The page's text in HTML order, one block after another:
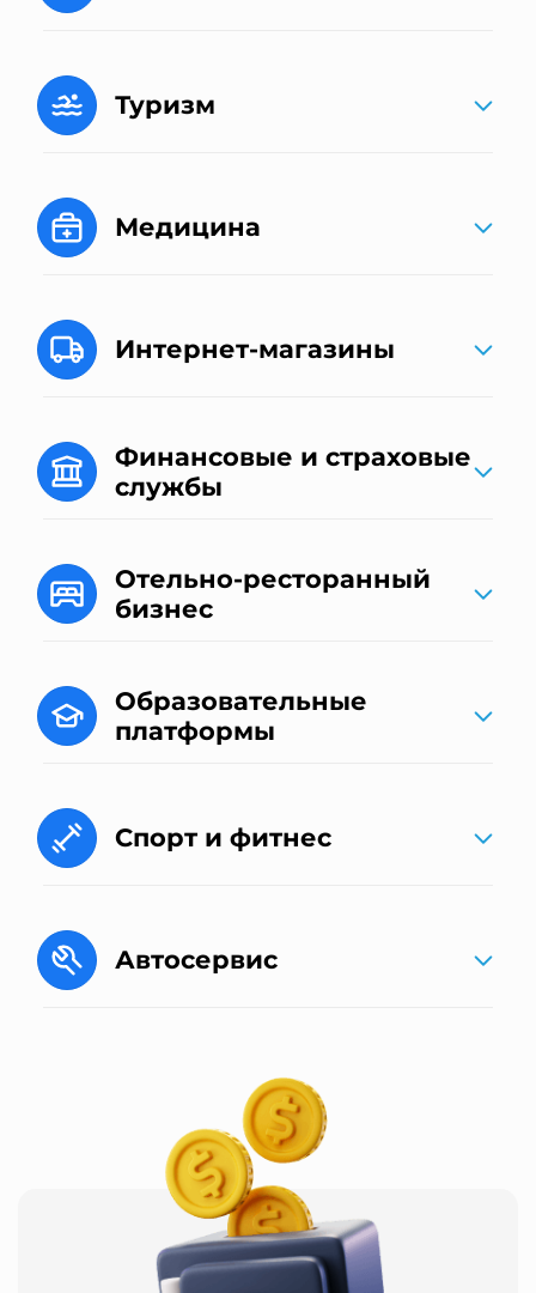
Туризм
Медицина
Интернет-магазины
Финансовые и страховые
службы
Отельно-ресторанный
бизнес
Образовательные
платформы
Спорт и фитнес
Автосервис